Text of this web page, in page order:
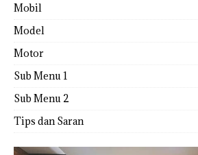
Mobil
Model
Motor
Sub Menu 1
Sub Menu 2
Tips dan Saran